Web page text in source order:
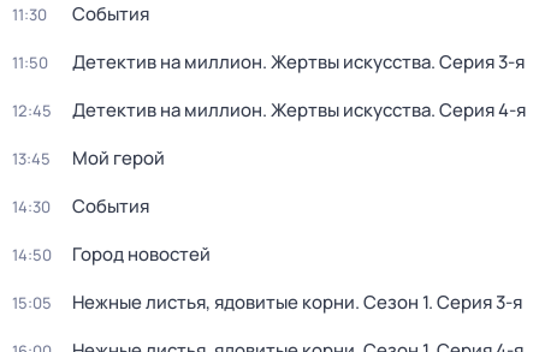
11:30 События
11:50 Детектив на миллион. Жертвы искусства. Серия 3-я
12:45 Детектив на миллион. Жертвы искусства. Серия 4-я
13:45 Мой герой
14:30 События
14:50 Город новостей
15:05 Нежные листья, ядовитые корни. Сезон 1. Серия 3-я